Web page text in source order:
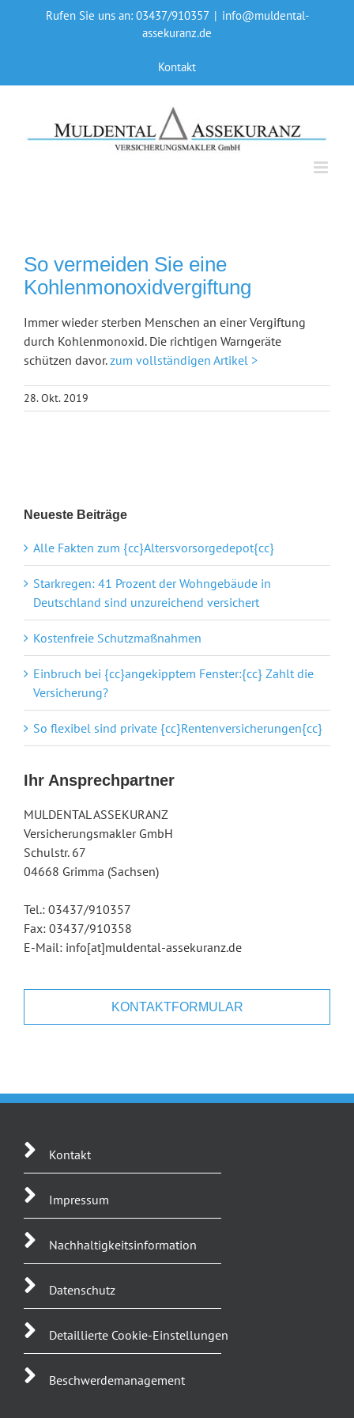
Rufen Sie uns an: 03437/910357 | info@muldental-
assekuranz.de
Kontakt
So vermeiden Sie eine
Kohlenmonoxidvergiftung
Immer wieder sterben Menschen an einer Vergiftung
durch Kohlenmonoxid. Die richtigen Warngeräte
schützen davor.zum vollständigen Artikel >
28. Okt. 2019
Neueste Beiträge
Alle Fakten zum {cc}Altersvorsorgedepot{cc}
Starkregen: 41 Prozent der Wohngebäude in
Deutschland sind unzureichend versichert
Kostenfreie Schutzmaßnahmen
Einbruch bei {cc}angekipptem Fenster:{cc} Zahlt die
Versicherung?
So flexibel sind private {cc}Rentenversicherungen{cc}
Ihr Ansprechpartner
MULDENTAL ASSEKURANZ
Versicherungsmakler GmbH
Schulstr. 67
04668 Grimma (Sachsen)
Tel.: 03437/910357
Fax: 03437/910358
E-Mail: info[at]muldental-assekuranz.de
KONTAKTFORMULAR
Kontakt
Impressum
Nachhaltigkeitsinformation
Datenschutz
Detaillierte Cookie-Einstellungen
Beschwerdemanagement